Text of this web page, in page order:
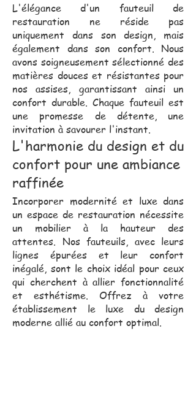
L'élégance d'un fauteuil de
restauration ne réside pas
uniquement dans son design, mais
également dans son confort. Nous
avons soigneusement sélectionné des
matières douces et résistantes pour
nos assises, garantissant ainsi un
confort durable. Chaque fauteuil est
une promesse de détente, une
invitation à savourer l'instant.
L'harmonie du design et du
confort pour une ambiance
raffinée
Incorporer modernité et luxe dans
un espace de restauration nécessite
un mobilier à la hauteur des
attentes. Nos fauteuils, avec leurs
lignes épurées et leur confort
inégalé, sont le choix idéal pour ceux
qui cherchent à allier fonctionnalité
et esthétisme. Offrez à votre
établissement le luxe du design
moderne allié au confort optimal.